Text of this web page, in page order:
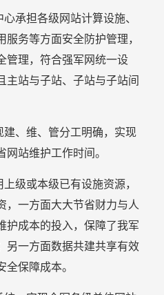
承担各级网站计算设施、
务等方面安全防护管理，
管理，符合强军网统一设
主站与子站、子站与子站间
建、维、管分工明确，实现
站维护工作时间。
级或本级已有设施资源，
，一方面大大节省财力与人
护成本的投入，保障了我军
另一方面数据共建共享有效
全保障成本。